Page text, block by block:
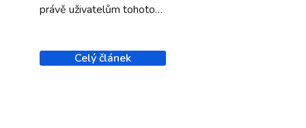
právě uživatelům tohoto…
Celý článek